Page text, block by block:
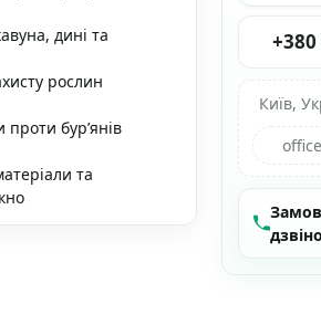
дині та
рослин
проти бур’янів
та
Київ,